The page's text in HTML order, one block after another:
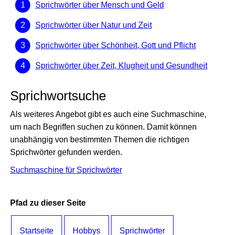
Sprichwörter über Mensch und Geld
Sprichwörter über Natur und Zeit
Sprichwörter über Schönheit, Gott und Pflicht
Sprichwörter über Zeit, Klugheit und Gesundheit
Sprichwortsuche
Als weiteres Angebot gibt es auch eine Suchmaschine,
um nach Begriffen suchen zu können. Damit können
unabhängig von bestimmten Themen die richtigen
Sprichwörter gefunden werden.
Suchmaschine für Sprichwörter
Pfad zu dieser Seite
Startseite Hobbys Sprichwörter